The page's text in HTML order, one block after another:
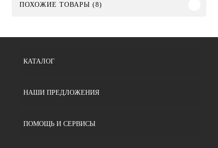
ПОХОЖИЕ ТОВАРЫ (8)
КАТАЛОГ
НАШИ ПРЕДЛОЖЕНИЯ
ПОМОЩЬ И СЕРВИСЫ